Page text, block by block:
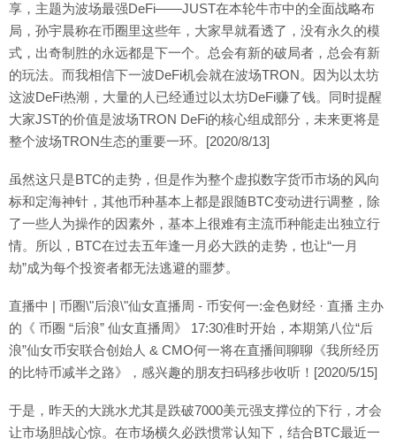
享，主题为波场最强DeFi——JUST在本轮牛市中的全面战略布
局，孙宇晨称在币圈里这些年，大家早就看透了，没有永久的模
式，出奇制胜的永远都是下一个。总会有新的破局者，总会有新
的玩法。而我相信下一波DeFi机会就在波场TRON。因为以太坊
这波DeFi热潮，大量的人已经通过以太坊DeFi赚了钱。同时提醒
大家JST的价值是波场TRON DeFi的核心组成部分，未来更将是
整个波场TRON生态的重要一环。[2020/8/13]
虽然这只是BTC的走势，但是作为整个虚拟数字货币市场的风向
标和定海神针，其他币种基本上都是跟随BTC变动进行调整，除
了一些人为操作的因素外，基本上很难有主流币种能走出独立行
情。所以，BTC在过去五年逢一月必大跌的走势，也让“一月
劫”成为每个投资者都无法逃避的噩梦。
直播中 | 币圈\"后浪\"仙女直播周 - 币安何一:金色财经 · 直播 主办
的《 币圈 “后浪” 仙女直播周》 17:30准时开始，本期第八位“后
浪”仙女币安联合创始人 & CMO何一将在直播间聊聊《我所经历
的比特币减半之路》，感兴趣的朋友扫码移步收听！[2020/5/15]
于是，昨天的大跳水尤其是跌破7000美元强支撑位的下行，才会
让市场胆战心惊。在市场横久必跌惯常认知下，结合BTC最近一